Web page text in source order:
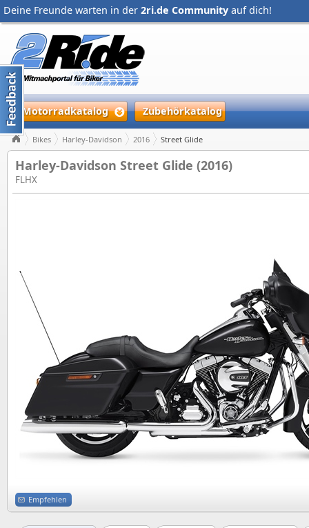
Deine Freunde warten in der 2ri.de Community auf dich!
Motorradkatalog Zubehörkatalog
Bikes Harley-Davidson 2016 Street Glide
Harley-Davidson Street Glide (2016)
FLHX
Empfehlen